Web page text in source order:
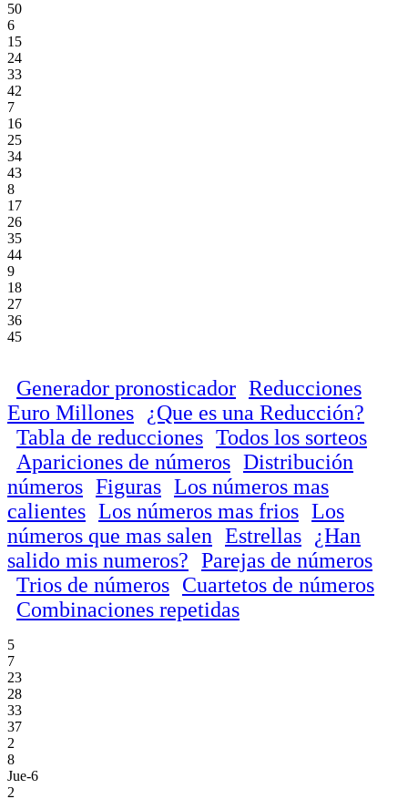
50
6
15
24
33
42
7
16
25
34
43
8
17
26
35
44
9
18
27
36
45
Generador pronosticador Reducciones
Euro Millones
¿Que es una Reducción?
Tabla de reducciones Todos los sorteos
Apariciones de números Distribución
números Figuras Los números mas
calientes Los números mas frios Los
números que mas salen Estrellas
¿Han
salido mis numeros? Parejas de números
Trios de números Cuartetos de números
Combinaciones repetidas
5
7
23
28
33
37
2
8
Jue-6
2